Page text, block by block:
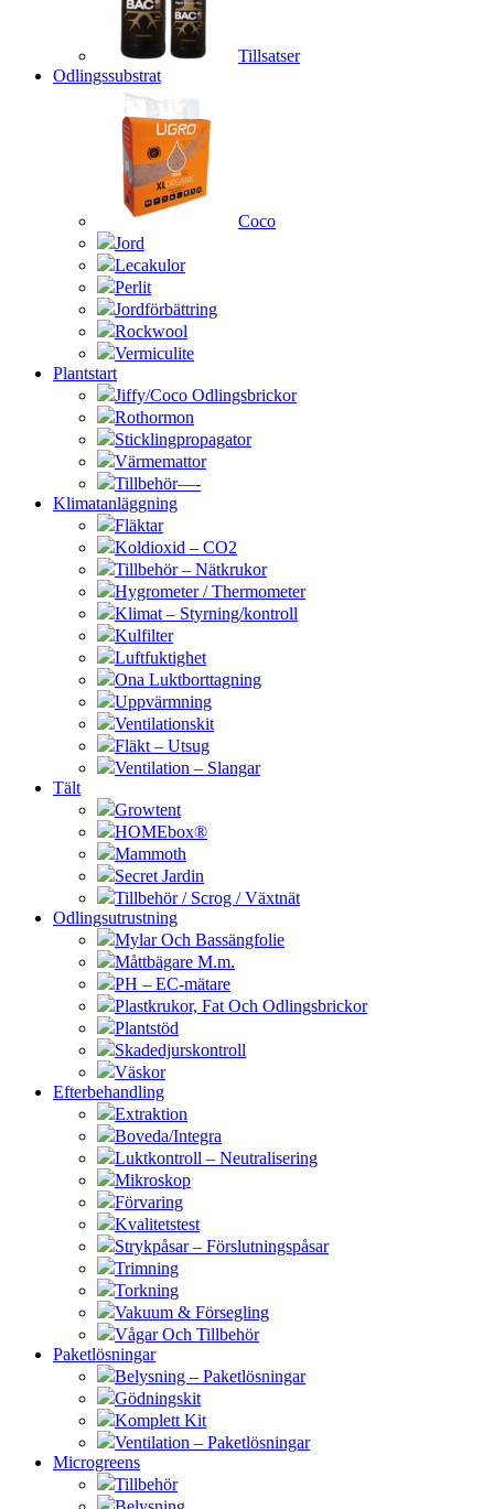
Tillsatser
Odlingssubstrat
Coco
Jord
Lecakulor
Perlit
Jordförbättring
Rockwool
Vermiculite
Plantstart
Jiffy/Coco Odlingsbrickor
Rothormon
Sticklingpropagator
Värmemattor
Tillbehör—-
Klimatanläggning
Fläktar
Koldioxid – CO2
Tillbehör – Nätkrukor
Hygrometer / Thermometer
Klimat – Styrning/kontroll
Kulfilter
Luftfuktighet
Ona Luktborttagning
Uppvärmning
Ventilationskit
Fläkt – Utsug
Ventilation – Slangar
Tält
Growtent
HOMEbox®
Mammoth
Secret Jardin
Tillbehör / Scrog / Växtnät
Odlingsutrustning
Mylar Och Bassängfolie
Måttbägare M.m.
PH – EC-mätare
Plastkrukor, Fat Och Odlingsbrickor
Plantstöd
Skadedjurskontroll
Väskor
Efterbehandling
Extraktion
Boveda/Integra
Luktkontroll – Neutralisering
Mikroskop
Förvaring
Kvalitetstest
Strykpåsar – Förslutningspåsar
Trimning
Torkning
Vakuum & Försegling
Vågar Och Tillbehör
Paketlösningar
Belysning – Paketlösningar
Gödningskit
Komplett Kit
Ventilation – Paketlösningar
Microgreens
Tillbehör